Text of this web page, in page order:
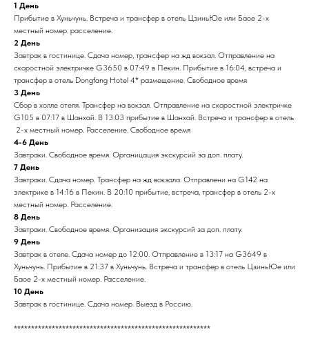
1 День
Прибытие в Хуньчунь. Встреча и трансфер в отель ЦзиньЮе или Баое 2-х
местный номер. расселение.
2 День
Завтрак в гостинице. Сдача номер, трансфер на жд вокзал. Отправление на
скоростной электричке G3650 в 07:49 в Пекин. Прибытие в 16:04, встреча и
трансфер в отель Dongfang Hotel 4* размещение. Свободное время
3 День
Сбор в холле отеля. Трансфер на вокзал. Отправление на скоростной электричке
G105 в 07:17 в Шанхай. В 13:03 прибытие в Шанхай. Встреча и трансфер в отель
2-х местный номер. Расселение. Свободное время
4-6 День
Завтраки. Свободное время. Органицация экскурсий за доп. плату.
7 День
Завтраки. Сдача номер. Трансфер на жд вокзала. Отправлени на G142 на
электрике в 14:16 в Пекин. В 20:10 прибытие, встреча, трансфер в отель 2-х
местный номер. Расселение.
8 День
Завтраки. Свободное время. Организация экскурсий за доп. плату.
9 День
Завтрак в отеле. Сдача номер до 12:00. Отправление в 13:17 на G3649 в
Хуньчунь. Прибытие в 21:37 в Хуньчунь. Встреча и трансфер в отель ЦзиньЮе или
Баое 2-х местный номер. Расселение.
10 День
Завтрак в гостинице. Сдача номер. Выезд в Россию.
*********************************************************